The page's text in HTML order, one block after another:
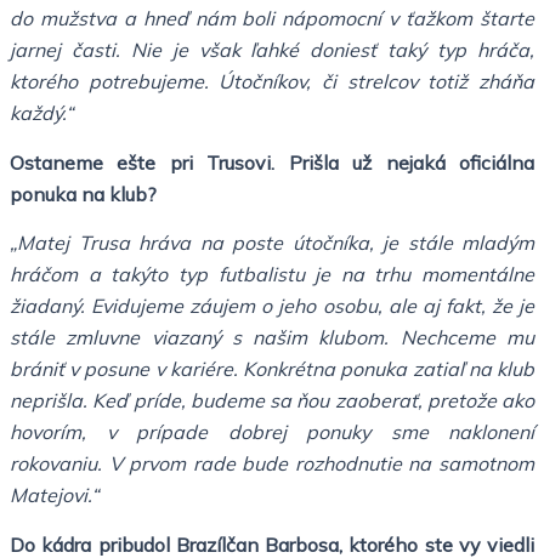
do mužstva a hneď nám boli nápomocní v ťažkom štarte
jarnej časti. Nie je však ľahké doniesť taký typ hráča,
ktorého potrebujeme. Útočníkov, či strelcov totiž zháňa
každý.“
Ostaneme ešte pri Trusovi. Prišla už nejaká oficiálna
ponuka na klub?
„Matej Trusa hráva na poste útočníka, je stále mladým
hráčom a takýto typ futbalistu je na trhu momentálne
žiadaný. Evidujeme záujem o jeho osobu, ale aj fakt, že je
stále zmluvne viazaný s našim klubom. Nechceme mu
brániť v posune v kariére. Konkrétna ponuka zatiaľ na klub
neprišla. Keď príde, budeme sa ňou zaoberať, pretože ako
hovorím, v prípade dobrej ponuky sme naklonení
rokovaniu. V prvom rade bude rozhodnutie na samotnom
Matejovi.“
Do kádra pribudol Brazílčan Barbosa, ktorého ste vy viedli